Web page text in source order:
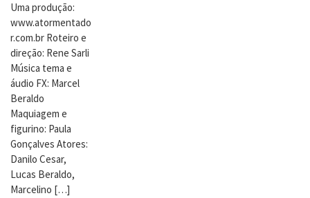
Uma produção:
www.atormentado
r.com.br Roteiro e
direção: Rene Sarli
Música tema e
áudio FX: Marcel
Beraldo
Maquiagem e
figurino: Paula
Gonçalves Atores:
Danilo Cesar,
Lucas Beraldo,
Marcelino […]